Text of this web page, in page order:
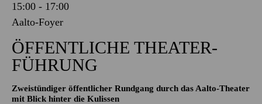
15:00 - 17:00
Aalto-Foyer
ÖFFENTLICHE THEATER­
FÜHRUNG
Zweistündiger öffentlicher Rundgang durch das Aalto-Theater
mit Blick hinter die Kulissen